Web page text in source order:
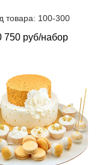
товара: 100-300
750 руб/набор